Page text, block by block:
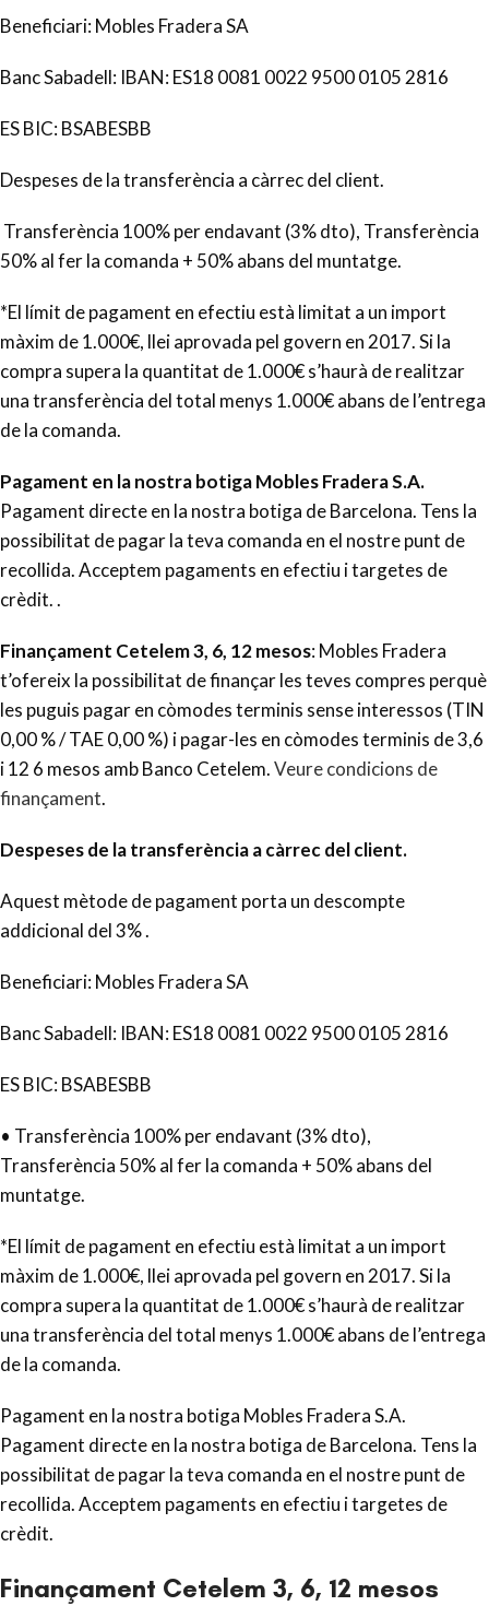
Beneficiari: Mobles Fradera SA
Banc Sabadell: IBAN: ES18 0081 0022 9500 0105 2816
ES BIC: BSABESBB
Despeses de la transferència a càrrec del client.
Transferència 100% per endavant (3% dto), Transferència
50% al fer la comanda + 50% abans del muntatge.
*El límit de pagament en efectiu està limitat a un import
màxim de 1.000€, llei aprovada pel govern en 2017. Si la
compra supera la quantitat de 1.000€ s’haurà de realitzar
una transferència del total menys 1.000€ abans de l’entrega
de la comanda.
Pagament en la nostra botiga Mobles Fradera S.A.
Pagament directe en la nostra botiga de Barcelona. Tens la
possibilitat de pagar la teva comanda en el nostre punt de
recollida. Acceptem pagaments en efectiu i targetes de
crèdit. .
Finançament Cetelem 3, 6, 12 mesos: Mobles Fradera
t’ofereix la possibilitat de finançar les teves compres perquè
les puguis pagar en còmodes terminis sense interessos (TIN
0,00 % / TAE 0,00 %) i pagar-les en còmodes terminis de 3,6
i 12 6 mesos amb Banco Cetelem.Veure condicions de
finançament.
Despeses de la transferència a càrrec del client.
Aquest mètode de pagament porta un descompte
addicional del 3% .
Beneficiari: Mobles Fradera SA
Banc Sabadell: IBAN: ES18 0081 0022 9500 0105 2816
ES BIC: BSABESBB
• Transferència 100% per endavant (3% dto),
Transferència 50% al fer la comanda + 50% abans del
muntatge.
*El límit de pagament en efectiu està limitat a un import
màxim de 1.000€, llei aprovada pel govern en 2017. Si la
compra supera la quantitat de 1.000€ s’haurà de realitzar
una transferència del total menys 1.000€ abans de l’entrega
de la comanda.
Pagament en la nostra botiga Mobles Fradera S.A.
Pagament directe en la nostra botiga de Barcelona. Tens la
possibilitat de pagar la teva comanda en el nostre punt de
recollida. Acceptem pagaments en efectiu i targetes de
crèdit.
Finançament Cetelem 3, 6, 12 mesos